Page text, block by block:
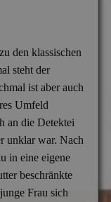
& Treuetest
& Ehebruch
im Betrieb
Köln
Bremen
Essen
Dortmund
den klassischen
steht der
ist aber auch
Umfeld
an die Detektei
unklar war. Nach
in eine eigene
beschränkte
Frau sich